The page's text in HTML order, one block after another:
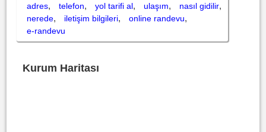
adres, telefon, yol tarifi al, ulaşım, nasıl gidilir,
nerede, iletişim bilgileri, online randevu,
e-randevu
Kurum Haritası